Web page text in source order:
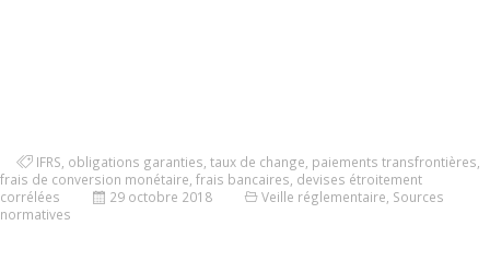
IFRS obligations garanties taux de change paiements transfrontières
frais de conversion monétaire frais bancaires devises étroitement
corrélées
29 octobre 2018 Veille réglementaire Sources
normatives